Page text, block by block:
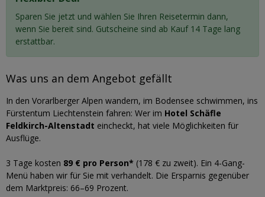
Sparen Sie jetzt und wählen Sie Ihren Reisetermin dann,
wenn Sie bereit sind. Gutscheine sind ab Kauf 14 Tage lang
erstattbar.
Was uns an dem Angebot gefällt
In den Vorarlberger Alpen wandern, im Bodensee schwimmen, ins
Fürstentum Liechtenstein fahren: Wer im Hotel Schäfle
Feldkirch-Altenstadt eincheckt, hat viele Möglichkeiten für
Ausflüge.
3 Tage kosten 89 € pro Person* (178 € zu zweit). Ein 4-Gang-
Menü haben wir für Sie mit verhandelt. Die Ersparnis gegenüber
dem Marktpreis: 66–69 Prozent.